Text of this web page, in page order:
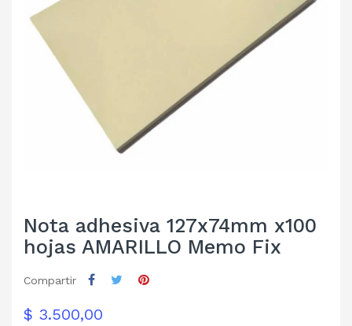
Nota adhesiva 127x74mm x100
hojas AMARILLO Memo Fix
Compartir
$ 3.500,00